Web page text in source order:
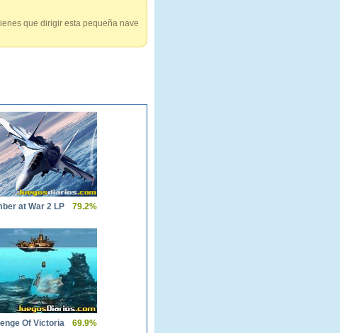
que dirigir esta pequeña nave
at War 2 LP 79.2%
Of Victoria 69.9%